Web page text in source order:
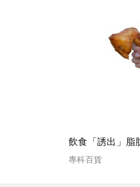
飲食「誘出」脂
專科百貨